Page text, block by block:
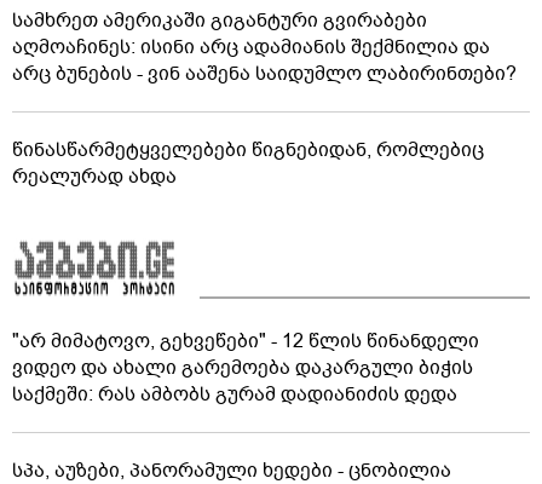
სამხრეთ ამერიკაში გიგანტური გვირაბები
აღმოაჩინეს: ისინი არც ადამიანის შექმნილია და
არც ბუნების - ვინ ააშენა საიდუმლო ლაბირინთები?
წინასწარმეტყველებები წიგნებიდან, რომლებიც
რეალურად ახდა
"არ მიმატოვო, გეხვეწები" - 12 წლის წინანდელი
ვიდეო და ახალი გარემოება დაკარგული ბიჭის
საქმეში: რას ამბობს გურამ დადიანიძის დედა
სპა, აუზები, პანორამული ხედები - ცნობილია